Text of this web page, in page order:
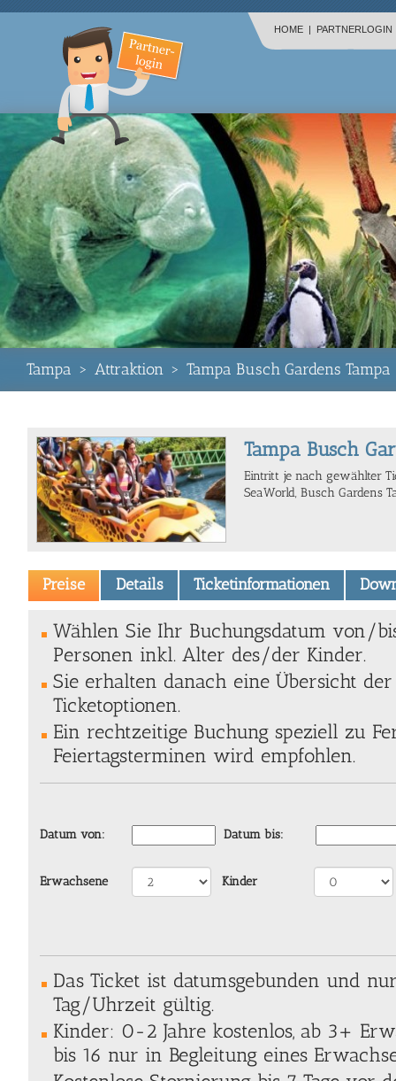
HOME | PARTNERLOGIN
Tampa > Attraktion > Tampa Busch Gardens Tampa
Tampa Busch
Eintritt je nach gewählter
SeaWorld, Busch Gardens
Preise Details Ticketinformationen
Wählen Sie Ihr Buchungsdatum von/
Personen inkl. Alter des/der Kinder.
Sie erhalten danach eine Übersicht
Ticketoptionen.
Ein rechtzeitige Buchung speziell zu
Feiertagsterminen wird empfohlen.
Datum von: Datum bis:
Erwachsene Kinder
Das Ticket ist datumsgebunden und
Tag/Uhrzeit gültig.
Kinder: 0-2 Jahre kostenlos, ab 3+
bis 16 nur in Begleitung eines